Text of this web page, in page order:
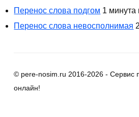
Перенос слова подгом 1 минута
Перенос слова невосполнимая
© pere-nosim.ru 2016-2026 - Сервис
онлайн!